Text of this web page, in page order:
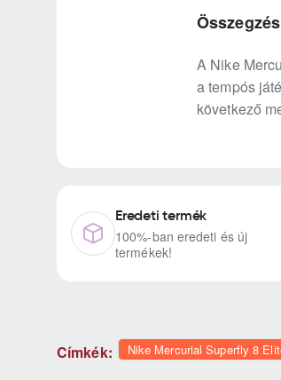
Összegzés
A Nike
a tempós
következő
Eredeti termék
100%-ban eredeti és új
termékek!
Címkék: Nike Mercurial Superfly 8